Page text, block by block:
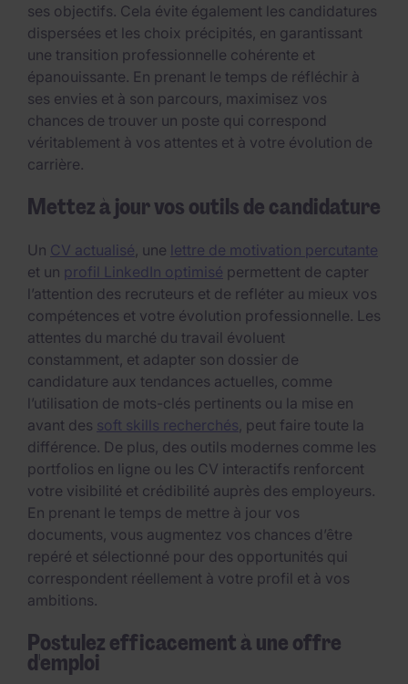
ses objectifs. Cela évite également les candidatures
dispersées et les choix précipités, en garantissant
une transition professionnelle cohérente et
épanouissante. En prenant le temps de réfléchir à
ses envies et à son parcours, maximisez vos
chances de trouver un poste qui correspond
véritablement à vos attentes et à votre évolution de
carrière.
Mettez à jour vos outils de candidature
Un CV actualisé, une lettre de motivation percutante
et un profil LinkedIn optimisé permettent de capter
l’attention des recruteurs et de refléter au mieux vos
compétences et votre évolution professionnelle. Les
attentes du marché du travail évoluent
constamment, et adapter son dossier de
candidature aux tendances actuelles, comme
l’utilisation de mots-clés pertinents ou la mise en
avant des soft skills recherchés, peut faire toute la
différence. De plus, des outils modernes comme les
portfolios en ligne ou les CV interactifs renforcent
votre visibilité et crédibilité auprès des employeurs.
En prenant le temps de mettre à jour vos
documents, vous augmentez vos chances d’être
repéré et sélectionné pour des opportunités qui
correspondent réellement à votre profil et à vos
ambitions.
Postulez efficacement à une offre
d'emploi